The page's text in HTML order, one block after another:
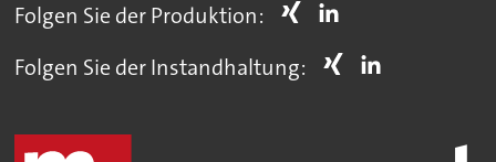
Folgen Sie der Produktion:
Folgen Sie der Instandhaltung: